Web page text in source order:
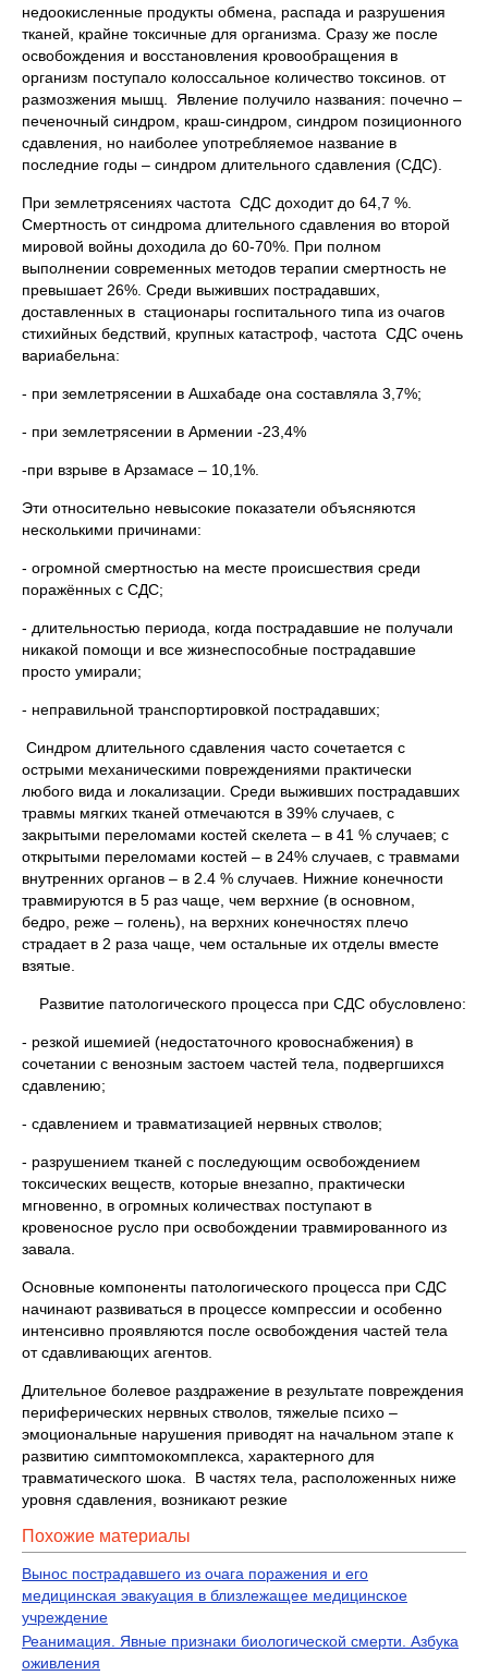
недоокисленные продукты обмена, распада и разрушения
тканей, крайне токсичные для организма. Сразу же после
освобождения и восстановления кровообращения в
организм поступало колоссальное количество токсинов. от
размозжения мышц. Явление получило названия: почечно –
печеночный синдром, краш-синдром, синдром позиционного
сдавления, но наиболее употребляемое название в
последние годы – синдром длительного сдавления (СДС).
При землетрясениях частота СДС доходит до 64,7 %.
Смертность от синдрома длительного сдавления во второй
мировой войны доходила до 60-70%. При полном
выполнении современных методов терапии смертность не
превышает 26%. Среди выживших пострадавших,
доставленных в стационары госпитального типа из очагов
стихийных бедствий, крупных катастроф, частота СДС очень
вариабельна:
- при землетрясении в Ашхабаде она составляла 3,7%;
- при землетрясении в Армении -23,4%
-при взрыве в Арзамасе – 10,1%.
Эти относительно невысокие показатели объясняются
несколькими причинами:
- огромной смертностью на месте происшествия среди
поражённых с СДС;
- длительностью периода, когда пострадавшие не получали
никакой помощи и все жизнеспособные пострадавшие
просто умирали;
- неправильной транспортировкой пострадавших;
Синдром длительного сдавления часто сочетается с
острыми механическими повреждениями практически
любого вида и локализации. Среди выживших пострадавших
травмы мягких тканей отмечаются в 39% случаев, с
закрытыми переломами костей скелета – в 41 % случаев; с
открытыми переломами костей – в 24% случаев, с травмами
внутренних органов – в 2.4 % случаев. Нижние конечности
травмируются в 5 раз чаще, чем верхние (в основном,
бедро, реже – голень), на верхних конечностях плечо
страдает в 2 раза чаще, чем остальные их отделы вместе
взятые.
Развитие патологического процесса при СДС обусловлено:
- резкой ишемией (недостаточного кровоснабжения) в
сочетании с венозным застоем частей тела, подвергшихся
сдавлению;
- сдавлением и травматизацией нервных стволов;
- разрушением тканей с последующим освобождением
токсических веществ, которые внезапно, практически
мгновенно, в огромных количествах поступают в
кровеносное русло при освобождении травмированного из
завала.
Основные компоненты патологического процесса при СДС
начинают развиваться в процессе компрессии и особенно
интенсивно проявляются после освобождения частей тела
от сдавливающих агентов.
Длительное болевое раздражение в результате повреждения
периферических нервных стволов, тяжелые психо –
эмоциональные нарушения приводят на начальном этапе к
развитию симптомокомплекса, характерного для
травматического шока. В частях тела, расположенных ниже
уровня сдавления, возникают резкие
Похожие материалы
Вынос пострадавшего из очага поражения и его
медицинская эвакуация в близлежащее медицинское
учреждение
Реанимация. Явные признаки биологической смерти. Азбука
оживления